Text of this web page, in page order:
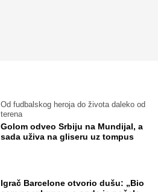
Od fudbalskog heroja do života daleko od
terena
Golom odveo Srbiju na Mundijal, a
sada uživa na gliseru uz tompus
Igrač Barcelone otvorio dušu: „Bio